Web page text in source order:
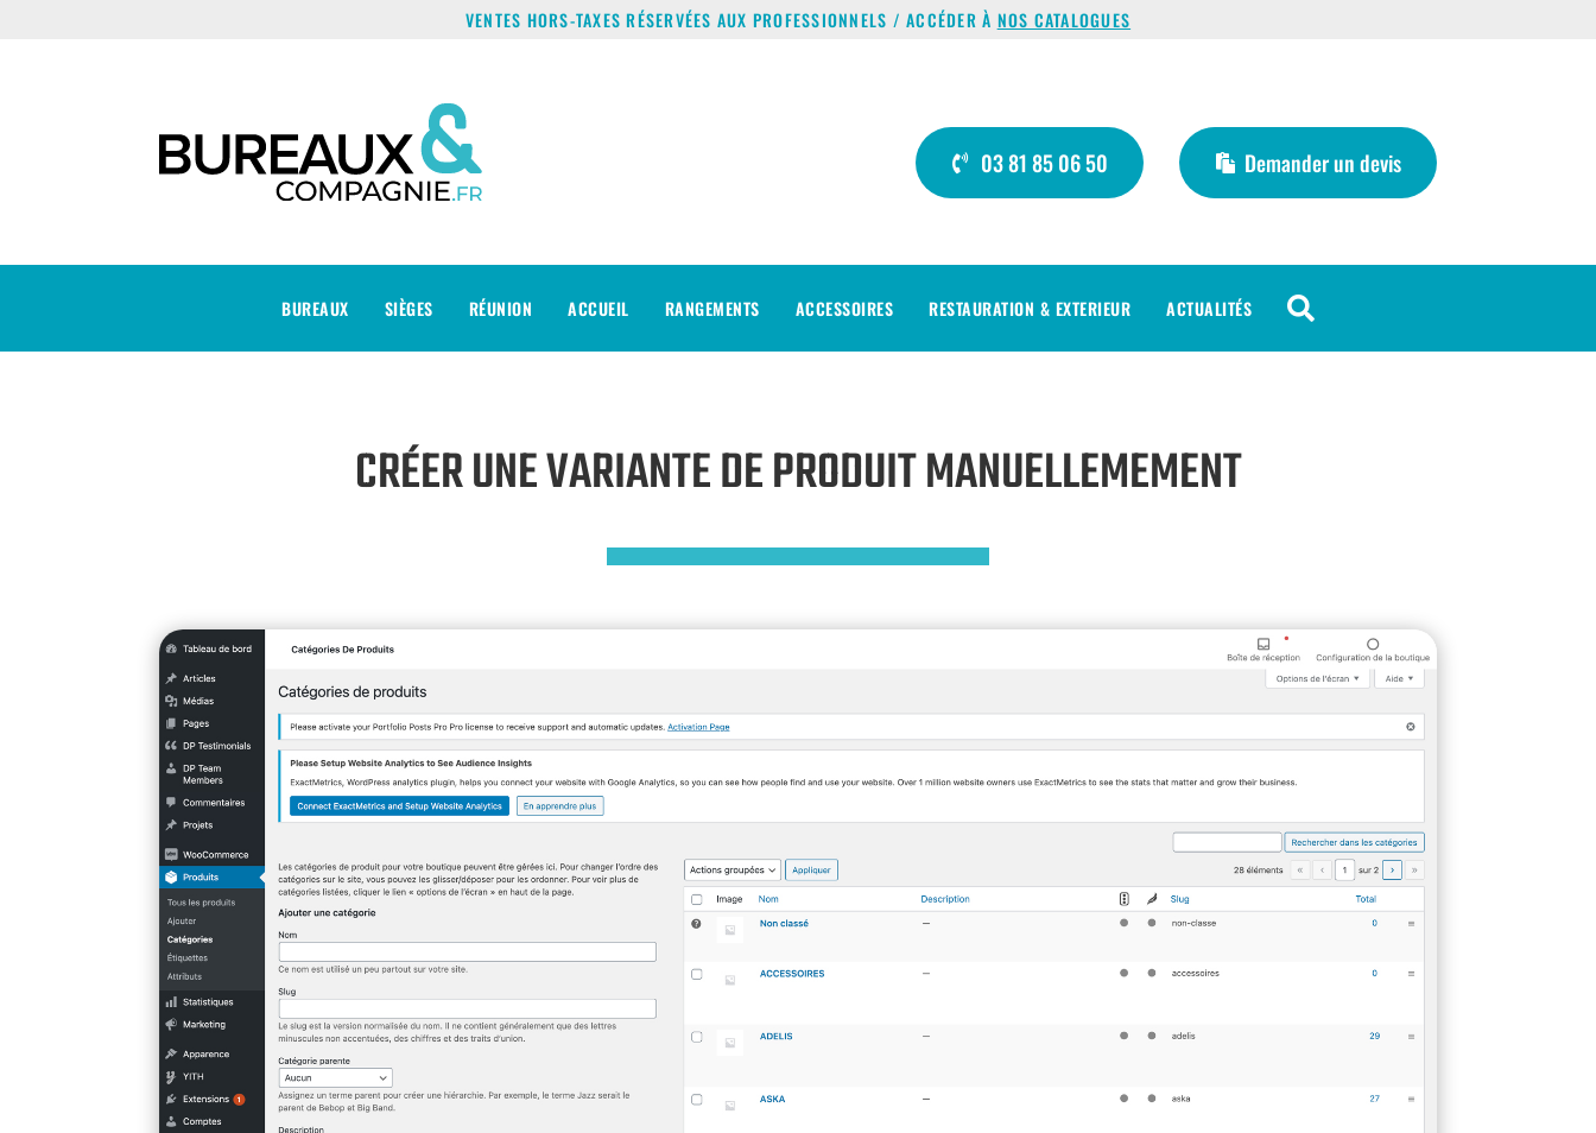
VENTES HORS-TAXES RÉSERVÉES AUX PROFESSIONNELS / ACCÉDER À NOS CATALOGUES
03 81 85 06 50 Demander un devis
BUREAUX SIÈGES RÉUNION ACCUEIL RANGEMENTS ACCESSOIRES RESTAURATION & EXTERIEUR ACTUALITÉS 
CRÉER UNE VARIANTE DE PRODUIT MANUELLEMEMENT